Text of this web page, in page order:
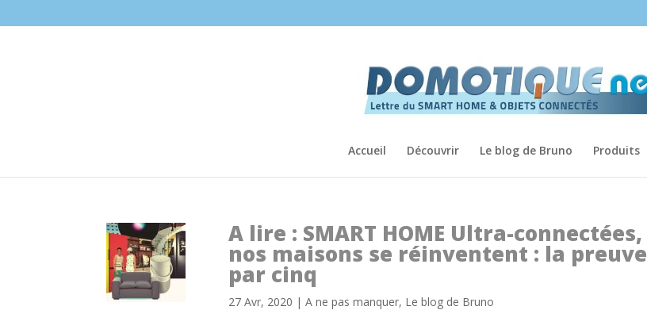
Accueil Découvrir Le blog de Bruno Produits
A lire : SMART HOME Ultra-connectées,
nos maisons se réinventent : la preuve
par cinq
27 Avr, 2020 |A ne pas manquer, Le blog de Bruno